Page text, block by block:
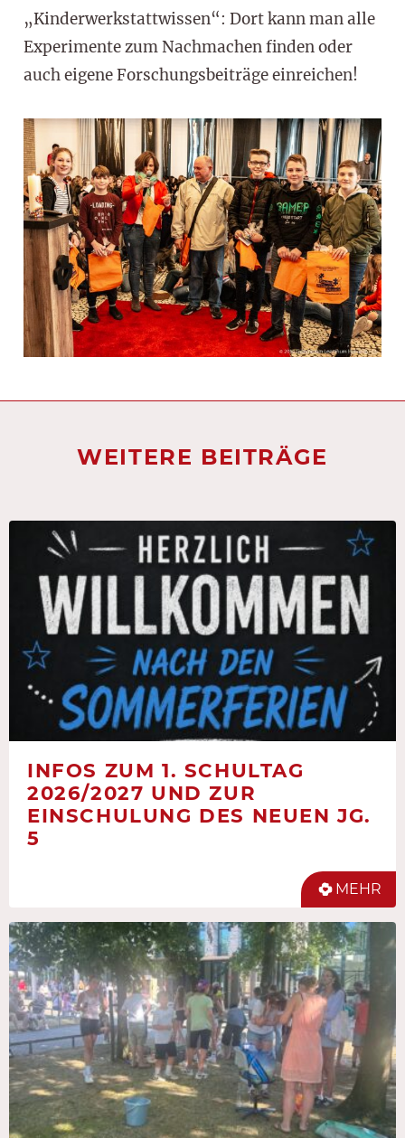
„Kinderwerkstattwissen“: Dort kann man alle
Experimente zum Nachmachen finden oder
auch eigene Forschungsbeiträge einreichen!
WEITERE BEITRÄGE
INFOS ZUM 1. SCHULTAG
2026/2027 UND ZUR
EINSCHULUNG DES NEUEN JG.
5
MEHR